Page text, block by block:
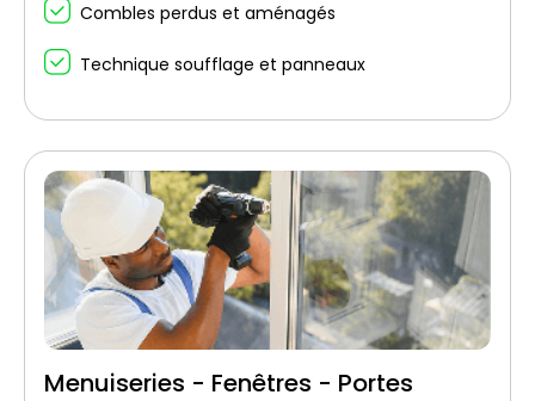
Combles perdus et aménagés
Technique soufflage et panneaux
Menuiseries - Fenêtres - Portes